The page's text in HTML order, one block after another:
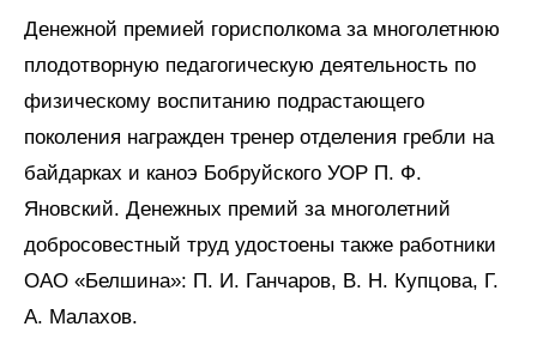
Денежной премией горисполкома за многолетнюю
плодотворную педагогическую деятельность по
физическому воспитанию подрастающего
поколения награжден тренер отделения гребли на
байдарках и каноэ Бобруйского УОР П. Ф.
Яновский. Денежных премий за многолетний
добросовестный труд удостоены также работники
ОАО «Белшина»: П. И. Ганчаров, В. Н. Купцова, Г.
А. Малахов.